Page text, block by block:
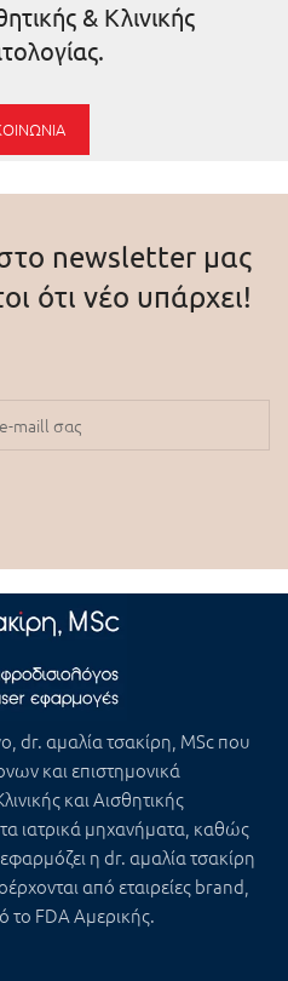
& Κλινικής
newsletter μας
ότι νέο υπάρχει!
dr. αμαλία τσακίρη, MScπου
και επιστημονικά
και Αισθητικής
ιατρικά μηχανήματα, καθώς
η dr. αμαλία τσακίρη
από εταιρείες brand,
το FDA Αμερικής.